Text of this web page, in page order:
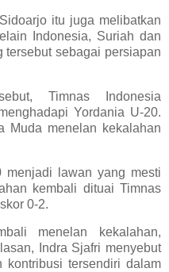
itu juga melibatkan
Indonesia, Suriah dan
sebagai persiapan
Timnas Indonesia
Yordania U-20.
Muda menelan kekalahan
menjadi lawan yang mesti
kembali dituai Timnas
0-2.
menelan kekalahan,
Indra Sjafri menyebut
kontribusi tersendiri dalam